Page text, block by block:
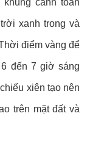
cảnh toàn
xanh trong và
điểm vàng để
đến 7 giờ sáng
xiên tạo nên
trên mặt đất và